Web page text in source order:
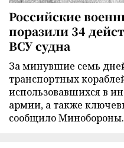
Российские
поразили 34
ВСУ судна
За минувшие семь
транспортных
использовавшихся в
армии, а также
сообщило Минобороны.